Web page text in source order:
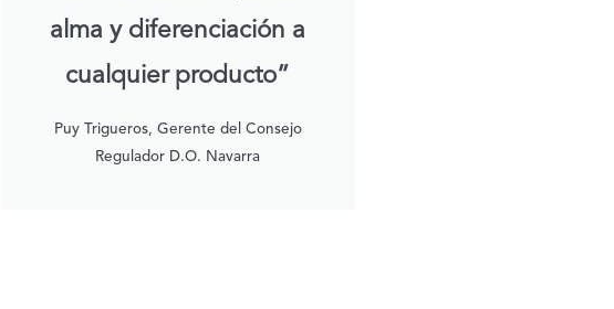
alma y diferenciación a
cualquier producto”
Puy Trigueros, Gerente del Consejo
Regulador D.O. Navarra